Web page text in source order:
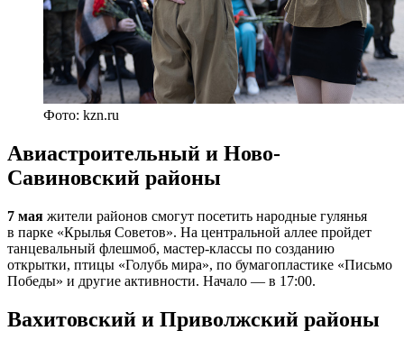
Фото: kzn.ru
Авиастроительный и Ново-
Савиновский районы
7 мая жители районов смогут посетить народные гулянья
в парке «Крылья Советов». На центральной аллее пройдет
танцевальный флешмоб, мастер-классы по созданию
открытки, птицы «Голубь мира», по бумагопластике «Письмо
Победы» и другие активности. Начало — в 17:00.
Вахитовский и Приволжский районы